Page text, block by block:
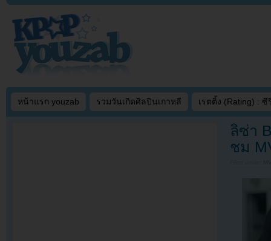
หน้าแรก youzab รวมวันเกิดศิลปินเกาหลี เรตติ้ง (Rating) : ซี
ลิซ่า
ชม